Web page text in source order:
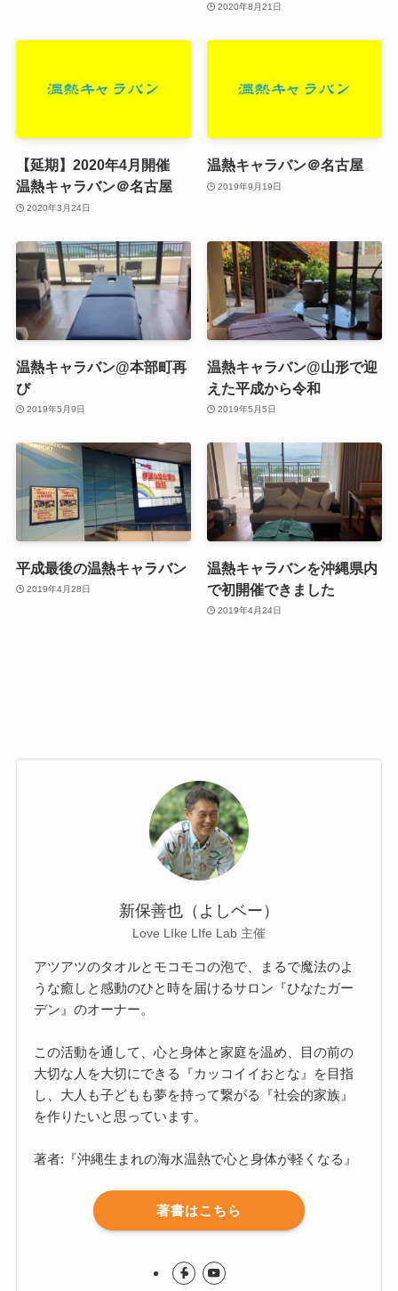
2020年8月21日
【延期】2020年4月開催
温熱キャラバン＠名古屋
2020年3月24日
温熱キャラバン＠名古屋
2019年9月19日
温熱キャラバン@本部町再
び
2019年5月9日
温熱キャラバン@山形で迎
えた平成から令和
2019年5月5日
平成最後の温熱キャラバン
2019年4月28日
温熱キャラバンを沖縄県内
で初開催できました
2019年4月24日
新保善也（よしベー）
Love LIke LIfe Lab 主催
アツアツのタオルとモコモコの泡で、まるで魔法のよ
うな癒しと感動のひと時を届けるサロン『ひなたガー
デン』のオーナー。
この活動を通して、心と身体と家庭を温め、目の前の
大切な人を大切にできる『カッコイイおとな』を目指
し、大人も子どもも夢を持って繋がる『社会的家族』
を作りたいと思っています。
著者:『沖縄生まれの海水温熱で心と身体が軽くなる』
著書はこちら